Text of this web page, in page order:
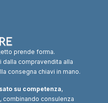
prende forma.
compravendita alla
consegna chiavi in mano.
su competenza,
combinando consulenza